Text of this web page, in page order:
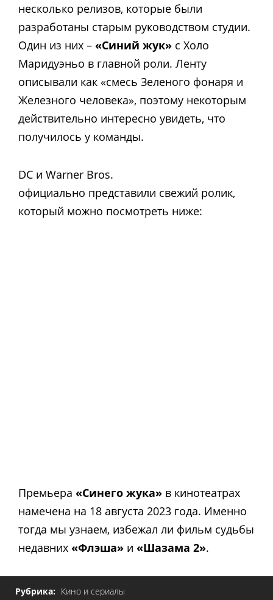
несколько релизов, которые были
разработаны старым руководством студии.
Один из них – «Синий жук» с Холо
Маридуэньо в главной роли. Ленту
описывали как «смесь Зеленого фонаря и
Железного человека», поэтому некоторым
действительно интересно увидеть, что
получилось у команды.
DC и Warner Bros.
официально представили свежий ролик,
который можно посмотреть ниже:
Премьера «Синего жука» в кинотеатрах
намечена на 18 августа 2023 года. Именно
тогда мы узнаем, избежал ли фильм судьбы
недавних «Флэша» и «Шазама 2».
Рубрика: Кино и сериалы